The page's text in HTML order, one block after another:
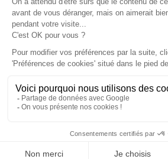
Aide & Conseils
Paiement sécurisé
© Ducatillon 2026